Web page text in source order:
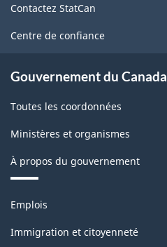
du
(SCIAN)
1.0
pour
production
industrielle
ce
site
Contactez StatCan
Centre de confiance
Gouvernement du Canada
Toutes les coordonnées
Ministères et organismes
À propos du gouvernement
Thèmes
sujets
Emplois
Immigration et citoyenneté